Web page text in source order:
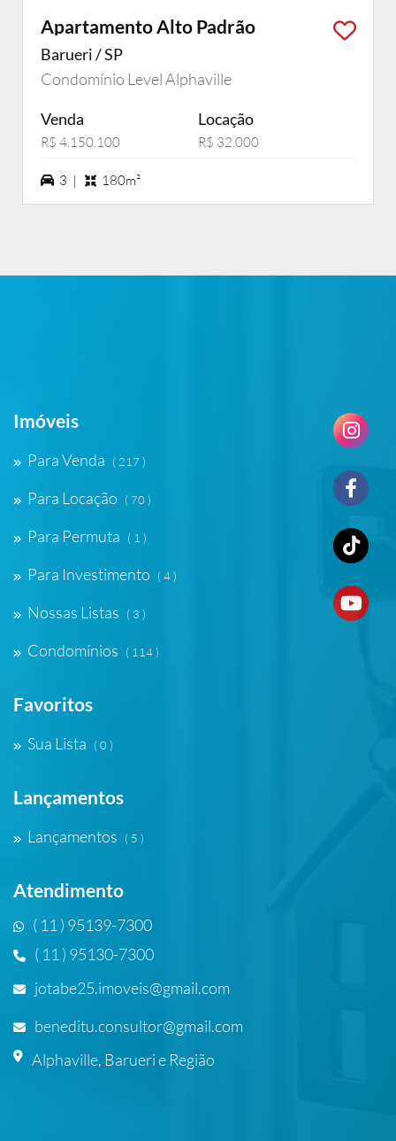
Apartamento Alto Padrão
Barueri / SP
Condomínio Level Alphaville
Venda
R$ 4.150.100
Locação
R$ 32.000
3 vagas na garagem
3 | 180m²
Imóveis
Para Venda ( 217 )
Para Locação ( 70 )
Para Permuta ( 1 )
Para Investimento ( 4 )
Nossas Listas ( 3 )
Condomínios ( 114 )
Favoritos
Sua Lista ( 0 )
Lançamentos
Lançamentos ( 5 )
Atendimento
( 11 ) 95139-7300
( 11 ) 95130-7300
jotabe25.imoveis@gmail.com
beneditu.consultor@gmail.com
Alphaville, Barueri e Região